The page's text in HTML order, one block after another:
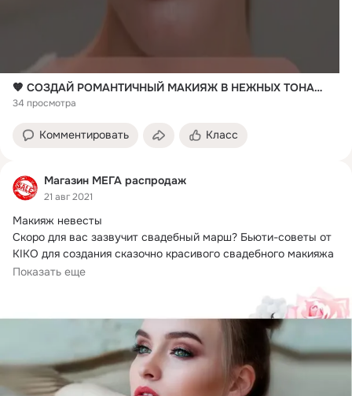
🧡 СОЗДАЙ РОМАНТИЧНЫЙ МАКИЯЖ В НЕЖНЫХ ТОНАХ 🧡 #романтичный_макияж #нежный_макияж #свадебный_макияж #макияж_невесты #faberlic_makeup #faberlic_макияж #Фаберлик #Faberlic #выгодные_покупки_с_Фаберлик
34 просмотра
Комментировать Класс
Магазин МЕГА распродаж
21 авг 2021
Макияж невесты
Скоро для вас зазвучит свадебный марш? Бьюти-советы от
KIKO для создания сказочно красивого свадебного макияжа
Что бы...
Показать еще